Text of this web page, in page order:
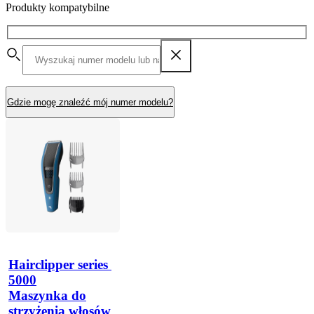
Produkty kompatybilne
Gdzie mogę znaleźć mój numer modelu?
Hairclipper series
5000
Maszynka do
strzyżenia włosów